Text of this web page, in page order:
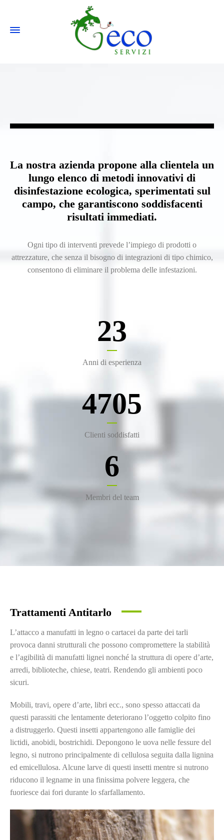
La nostra azienda propone alla clientela un
lungo elenco di metodi innovativi di
disinfestazione ecologica, sperimentati sul
campo, che garantiscono soddisfacenti
risultati immediati.
Ogni tipo di interventi prevede l’impiego di prodotti o
attrezzature, che senza il bisogno di integrazioni di tipo chimico,
consentono di eliminare il problema delle infestazioni.
23
Anni di esperienza
4705
Clienti soddisfatti
6
Membri del team
Trattamenti Antitarlo
L’attacco a manufatti in legno o cartacei da parte dei tarli
provoca danni strutturali che possono compromettere la stabilità
e l’agibilità di manufatti lignei nonché la struttura di opere d’arte,
arredi, biblioteche, chiese, teatri. Rendendo gli ambienti poco
sicuri.
Mobili, travi, opere d’arte, libri ecc., sono spesso attaccati da
questi parassiti che lentamente deteriorano l’oggetto colpito fino
a distruggerlo. Questi insetti appartengono alle famiglie dei
lictidi, anobidi, bostrichidi. Depongono le uova nelle fessure del
legno, si nutrono principalmente di cellulosa seguita dalla lignina
ed emicellulosa. Alcune larve di questi insetti mentre si nutrono
riducono il legname in una finissima polvere leggera, che
fuoriesce dai fori durante lo sfarfallamento.